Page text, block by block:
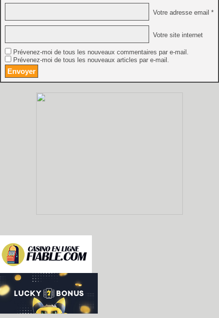
Votre adresse email *
Votre site internet
Prévenez-moi de tous les nouveaux commentaires par e-mail.
Prévenez-moi de tous les nouveaux articles par e-mail.